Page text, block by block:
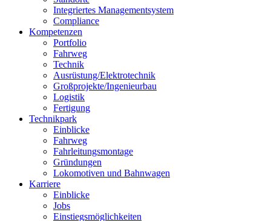
Integriertes Managementsystem
Compliance
Kompetenzen
Portfolio
Fahrweg
Technik
Ausrüstung/Elektrotechnik
Großprojekte/Ingenieurbau
Logistik
Fertigung
Technikpark
Einblicke
Fahrweg
Fahrleitungsmontage
Gründungen
Lokomotiven und Bahnwagen
Karriere
Einblicke
Jobs
Einstiegsmöglichkeiten